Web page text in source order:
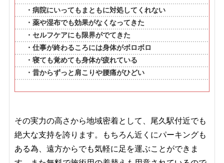
・病院にいってもまともに対処してくれない
・薬や湿布でも効果がなくなってきた
・セルフケアにも限界がでてきた
・仕事が終わるころには身体がボロボロ
・寝ても覚めても身体が疲れている
・昔からずっと肩こりや腰痛がひどい
その実力の高さから地域密着として、尾久駅付近でも
絶大な支持を誇ります。もちろん近くにパーキングも
ある為、遠方からでも気軽に足を運ぶことができま